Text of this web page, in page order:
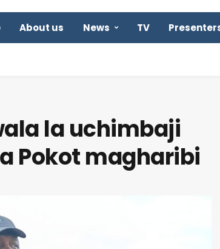
About us News TV
la uchimbaji
Pokot magharibi